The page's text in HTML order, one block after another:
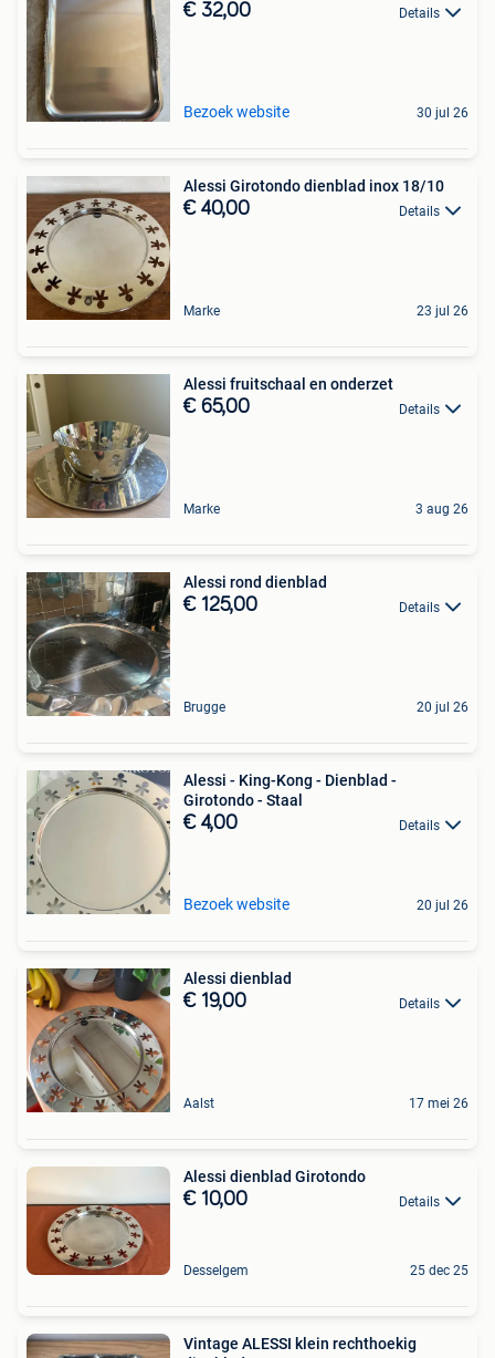
€ 32,00 Details
Bezoek website 30 jul 26
Alessi Girotondo dienblad inox 18/10
€ 40,00 Details
Marke 23 jul 26
Alessi fruitschaal en onderzet
€ 65,00 Details
Marke 3 aug 26
Alessi rond dienblad
€ 125,00 Details
Brugge 20 jul 26
Alessi - King-Kong - Dienblad -
Girotondo - Staal
€ 4,00 Details
Bezoek website 20 jul 26
Alessi dienblad
€ 19,00 Details
Aalst 17 mei 26
Alessi dienblad Girotondo
€ 10,00 Details
Desselgem 25 dec 25
Vintage ALESSI klein rechthoekig